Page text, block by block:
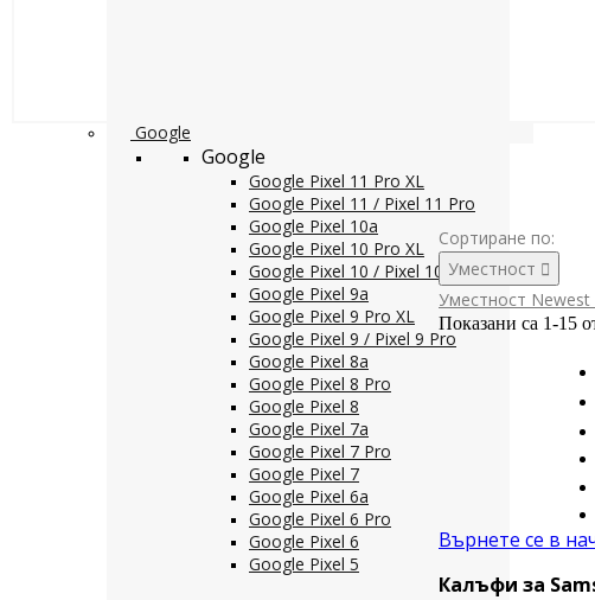
Google
Google
Google Pixel 11 Pro XL
Google Pixel 11 / Pixel 11 Pro
Google Pixel 10a
Google Pixel 10 Pro XL
Google Pixel 10 / Pixel 10 Pro
Google Pixel 9a
Google Pixel 9 Pro XL
Google Pixel 9 / Pixel 9 Pro
Google Pixel 8a
Google Pixel 8 Pro
Google Pixel 8
Google Pixel 7a
Google Pixel 7 Pro
Google Pixel 7
Google Pixel 6a
Google Pixel 6 Pro
Google Pixel 6
Google Pixel 5
Сортиране по:
Уместност 
Уместност Newest
Показани са 1-15
Върнете се в
Калъфи за